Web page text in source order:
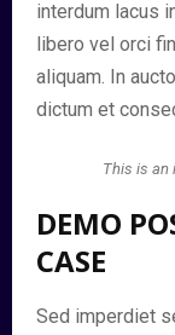
interdum lacus
libero vel orci
aliquam. In
dictum et
This is an
DEMO
CASE
Sed imperdiet